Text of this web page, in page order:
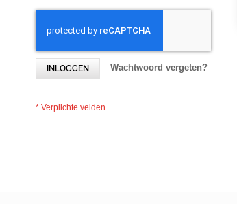
INLOGGEN Wachtwoord vergeten?